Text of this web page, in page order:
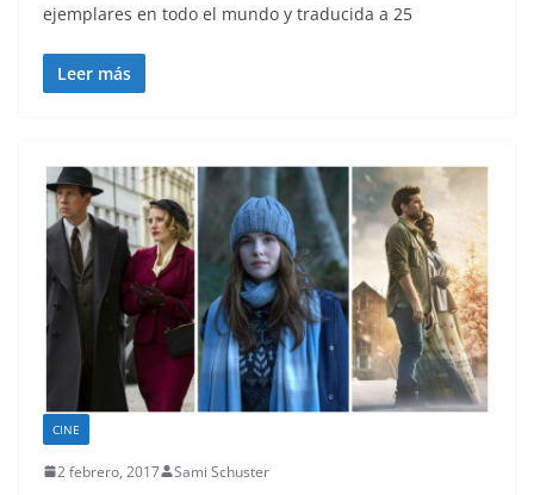
ejemplares en todo el mundo y traducida a 25
Leer más
CINE
2 febrero, 2017 Sami Schuster